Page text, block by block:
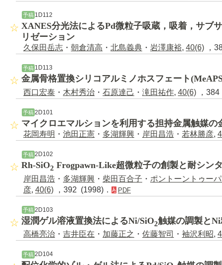
予稿 1D112
XANES分光法によるPd微粒子吸蔵，吸着，サブ
リゼーション
久保田岳志 ・ 朝倉清高 ・ 北島義典 ・ 岩澤康裕, 40(6) ，
予稿1D113
金属骨格置換シリコアルミノホスフェート
西口宏泰 ・ 木村秀治 ・ 石原達己 ・ 滝田祐作, 40(6) ，
予稿 2D101
マイクロエマルションを利用する担持金属触媒
花岡寿明 ・ 池田正憲 ・ 多湖輝興 ・ 岸田昌浩 ・ 若林勝彦,
予稿2D102
Rh-SiO2 Frogpawn-Like超微粒子の創製と耐シン
岸田昌浩 ・ 多湖輝興 ・ 柴田百合子 ・ ポントーントゥー
彦, 40(6) ，392 (1998)． PDF
予稿 2D103
湿潤ゲル溶液置換法によるNi/SiO2触媒の調製と
高橋亮治 ・ 吉井臣在 ・ 加藤正之 ・ 佐藤智司 ・ 袖沢利昭,
予稿 2D104